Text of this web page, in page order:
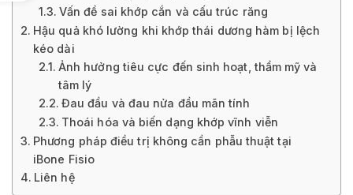
Vấn đề sai khớp cắn và cấu trúc răng
Hậu quả khó lường khi khớp thái dương hàm bị lệch
kéo dài
Ảnh hưởng tiêu cực đến sinh hoạt, thẩm mỹ và
tâm lý
Đau đầu và đau nửa đầu mãn tính
Thoái hóa và biến dạng khớp vĩnh viễn
Phương pháp điều trị không cần phẫu thuật tại
iBone Fisio
Liên hệ